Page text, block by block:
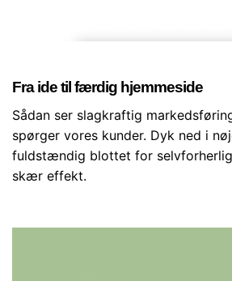
Fra ide til færdig hjemmeside
Sådan ser slagkraftig
spørger vores kunder. Dyk ned i
fuldstændig blottet for
skær effekt.